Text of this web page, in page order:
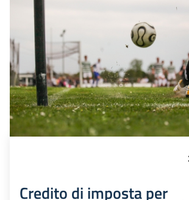
Credito di imposta per